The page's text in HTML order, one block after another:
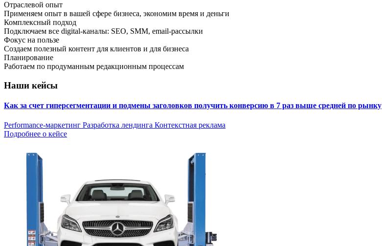
Отраслевой опыт
Применяем опыт в вашей сфере бизнеса, экономим время и деньги
Комплексный подход
Подключаем все digital-каналы: SEO, SMM, email-рассылки
Фокус на пользе
Создаем полезный контент для клиентов и для бизнеса
Планирование
Работаем по продуманным редакционным процессам
Наши кейсы
Как за счет гиперсегментации и подмены заголовков получить конверсию в 7 раз выше средней по рынку
Performance-маркетинг Разработка лендинга Контекстная реклама
Подробнее о кейсе